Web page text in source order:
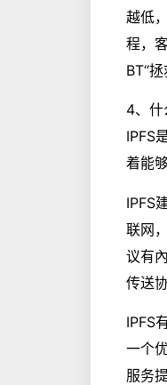
越低
程，
BT“
4、什
IPFS
着能
IPFS
联网
议有
传送
IPFS
一个
服务